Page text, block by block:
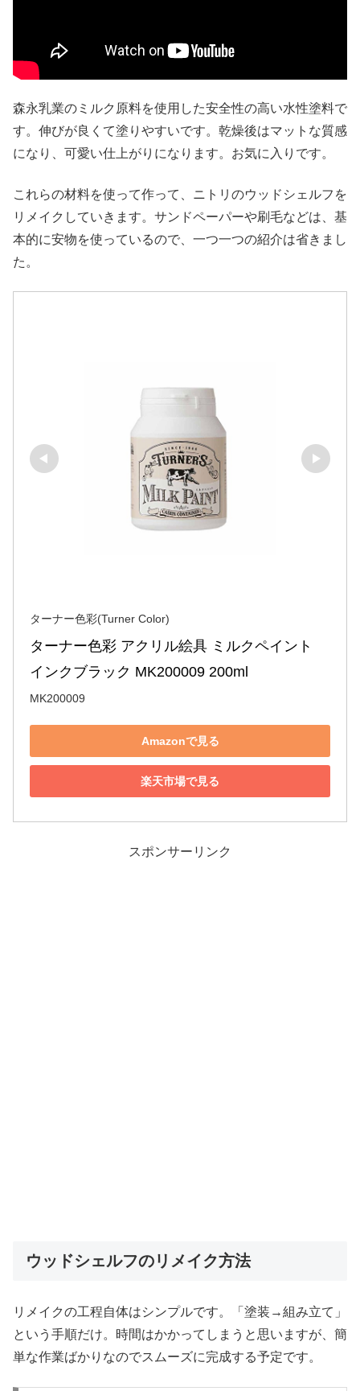
森永乳業のミルク原料を使用した安全性の高い水性塗料で
す。伸びが良くて塗りやすいです。乾燥後はマットな質感
になり、可愛い仕上がりになります。お気に入りです。
これらの材料を使って作って、ニトリのウッドシェルフを
リメイクしていきます。サンドペーパーや刷毛などは、基
本的に安物を使っているので、一つ一つの紹介は省きまし
た。
ターナー色彩(Turner Color)
ターナー色彩 アクリル絵具 ミルクペイント
インクブラック MK200009 200ml
MK200009
Amazonで見る
楽天市場で見る
スポンサーリンク
ウッドシェルフのリメイク方法
リメイクの工程自体はシンプルです。「塗装→組み立て」
という手順だけ。時間はかかってしまうと思いますが、簡
単な作業ばかりなのでスムーズに完成する予定です。